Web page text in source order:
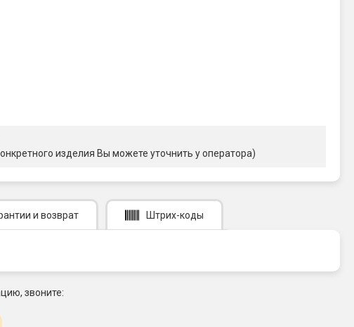
изделия Вы можете уточнить у оператора)
и возврат Штрих-коды
звоните: